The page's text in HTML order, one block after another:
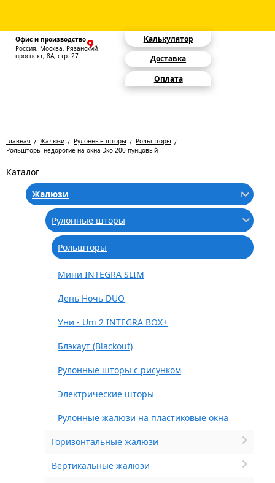
Офис и производство
Россия, Москва, Рязанский
проспект, 8А, стр. 27
Калькулятор
Доставка
Оплата
Главная Жалюзи Рулонные шторы
Рольшторы
Рольшторы недорогие на окна Эко 200 пунцовый
Каталог
Жалюзи
Рулонные шторы
Рольшторы
Мини INTEGRA SLIM
День Ночь DUO
Уни - Uni 2 INTEGRA BOX+
Блэкаут (Blackout)
Рулонные шторы с рисунком
Электрические шторы
Рулонные жалюзи на пластиковые окна
Горизонтальные жалюзи
Вертикальные жалюзи